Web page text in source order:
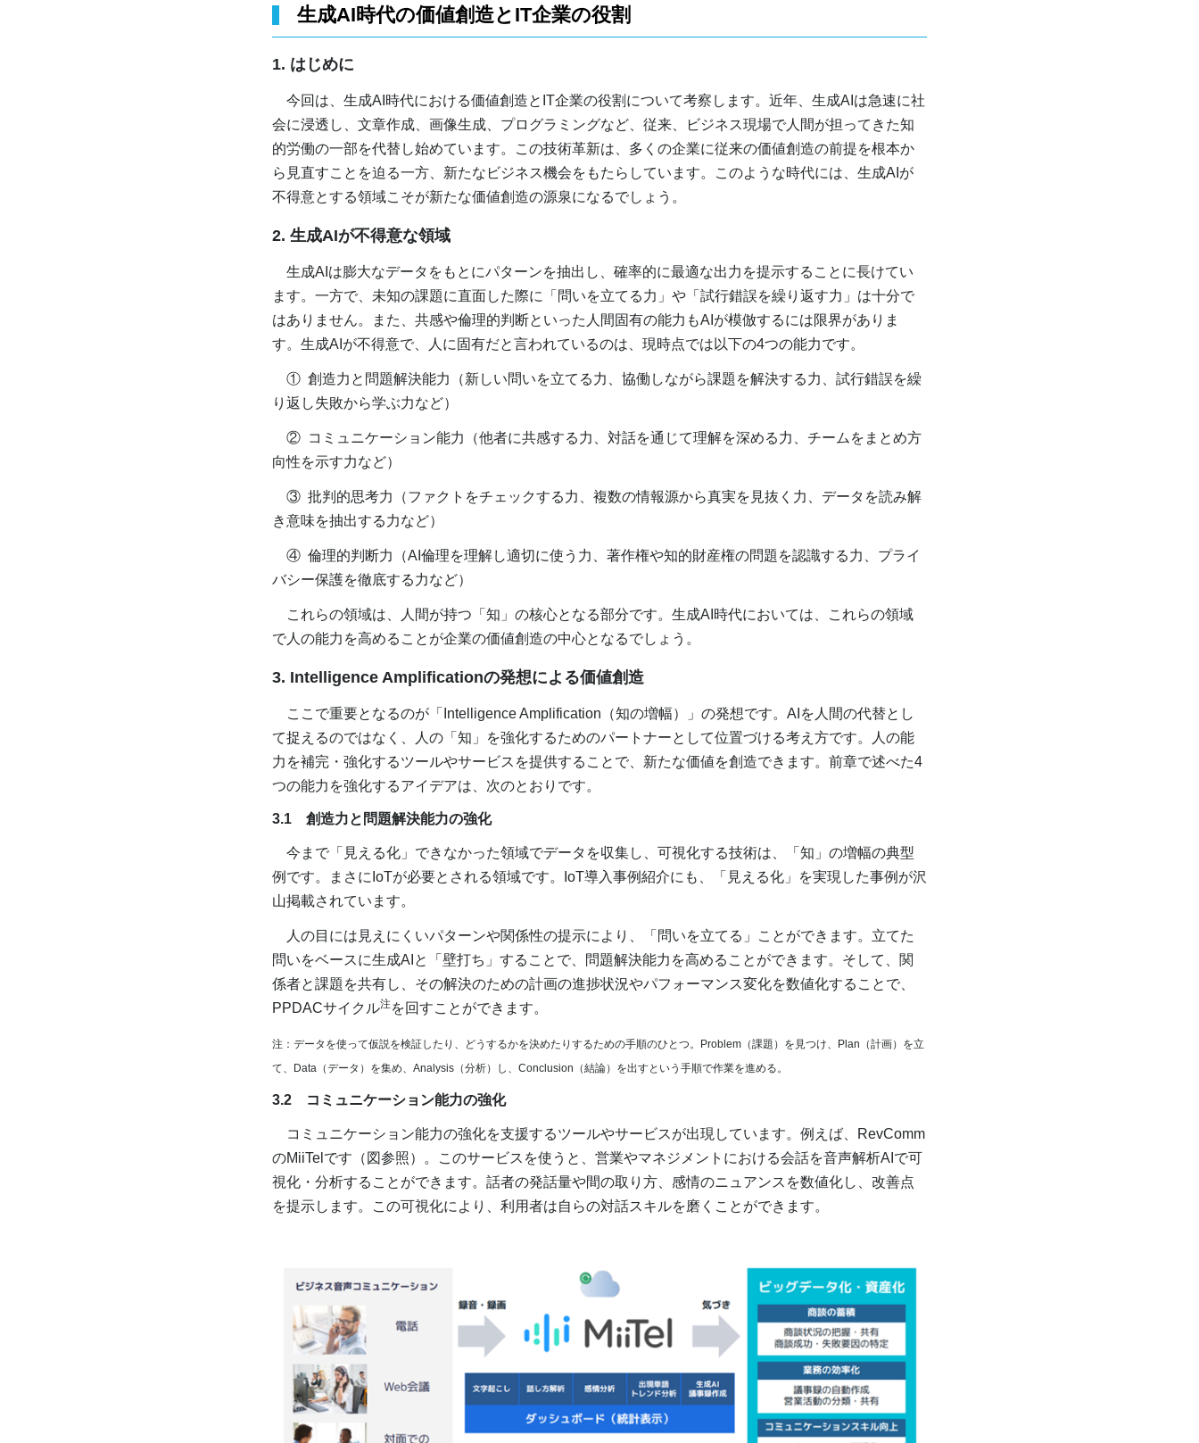
生成AI時代の価値創造とIT企業の役割
1. はじめに
今回は、生成AI時代における価値創造とIT企業の役割について考察します。近年、生成AIは急速に社
会に浸透し、文章作成、画像生成、プログラミングなど、従来、ビジネス現場で人間が担ってきた知
的労働の一部を代替し始めています。この技術革新は、多くの企業に従来の価値創造の前提を根本か
ら見直すことを迫る一方、新たなビジネス機会をもたらしています。このような時代には、生成AIが
不得意とする領域こそが新たな価値創造の源泉になるでしょう。
2. 生成AIが不得意な領域
生成AIは膨大なデータをもとにパターンを抽出し、確率的に最適な出力を提示することに長けてい
ます。一方で、未知の課題に直面した際に「問いを立てる力」や「試行錯誤を繰り返す力」は十分で
はありません。また、共感や倫理的判断といった人間固有の能力もAIが模倣するには限界がありま
す。生成AIが不得意で、人に固有だと言われているのは、現時点では以下の4つの能力です。
① 創造力と問題解決能力（新しい問いを立てる力、協働しながら課題を解決する力、試行錯誤を繰
り返し失敗から学ぶ力など）
② コミュニケーション能力（他者に共感する力、対話を通じて理解を深める力、チームをまとめ方
向性を示す力など）
③ 批判的思考力（ファクトをチェックする力、複数の情報源から真実を見抜く力、データを読み解
き意味を抽出する力など）
④ 倫理的判断力（AI倫理を理解し適切に使う力、著作権や知的財産権の問題を認識する力、プライ
バシー保護を徹底する力など）
これらの領域は、人間が持つ「知」の核心となる部分です。生成AI時代においては、これらの領域
で人の能力を高めることが企業の価値創造の中心となるでしょう。
3. Intelligence Amplificationの発想による価値創造
ここで重要となるのが「Intelligence Amplification（知の増幅）」の発想です。AIを人間の代替とし
て捉えるのではなく、人の「知」を強化するためのパートナーとして位置づける考え方です。人の能
力を補完・強化するツールやサービスを提供することで、新たな価値を創造できます。前章で述べた4
つの能力を強化するアイデアは、次のとおりです。
3.1 創造力と問題解決能力の強化
今まで「見える化」できなかった領域でデータを収集し、可視化する技術は、「知」の増幅の典型
例です。まさにIoTが必要とされる領域です。IoT導入事例紹介にも、「見える化」を実現した事例が沢
山掲載されています。
人の目には見えにくいパターンや関係性の提示により、「問いを立てる」ことができます。立てた
問いをベースに生成AIと「壁打ち」することで、問題解決能力を高めることができます。そして、関
係者と課題を共有し、その解決のための計画の進捗状況やパフォーマンス変化を数値化することで、
PPDACサイクル注 を回すことができます。
注：データを使って仮説を検証したり、どうするかを決めたりするための手順のひとつ。Problem（課題）を見つけ、Plan（計画）を立
て、Data（データ）を集め、Analysis（分析）し、Conclusion（結論）を出すという手順で作業を進める。
3.2 コミュニケーション能力の強化
コミュニケーション能力の強化を支援するツールやサービスが出現しています。例えば、RevComm
のMiiTelです（図参照）。このサービスを使うと、営業やマネジメントにおける会話を音声解析AIで可
視化・分析することができます。話者の発話量や間の取り方、感情のニュアンスを数値化し、改善点
を提示します。この可視化により、利用者は自らの対話スキルを磨くことができます。